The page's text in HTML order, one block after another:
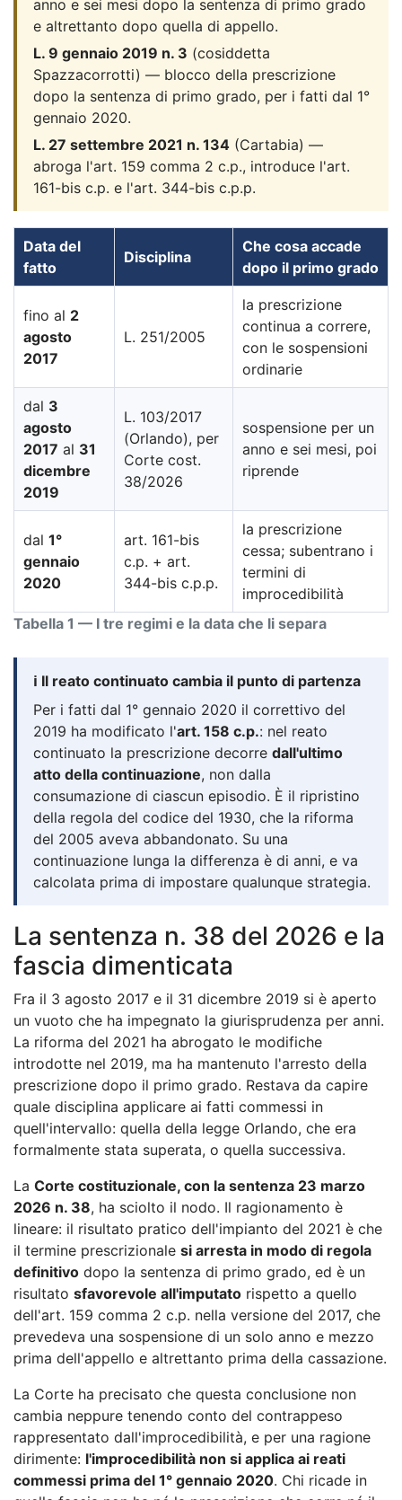
anno e sei mesi dopo la sentenza di primo grado
e altrettanto dopo quella di appello.
L. 9 gennaio 2019 n. 3 (cosiddetta
Spazzacorrotti) — blocco della prescrizione
dopo la sentenza di primo grado, per i fatti dal 1°
gennaio 2020.
L. 27 settembre 2021 n. 134 (Cartabia) —
abroga l'art. 159 comma 2 c.p., introduce l'art.
161-bis c.p. e l'art. 344-bis c.p.p.
Tabella 1 — I tre regimi e la data che li separa
Data del
fatto
Disciplina
Che cosa accade
dopo il primo grado
fino al 2
agosto
2017
L. 251/2005
la prescrizione
continua a correre,
con le sospensioni
ordinarie
dal 3
agosto
2017 al 31
dicembre
2019
L. 103/2017
(Orlando), per
Corte cost.
38/2026
sospensione per un
anno e sei mesi, poi
riprende
dal 1°
gennaio
2020
art. 161-bis
c.p. + art.
344-bis c.p.p.
la prescrizione
cessa; subentrano i
termini di
improcedibilità
ℹ️ Il reato continuato cambia il punto di partenza
Per i fatti dal 1° gennaio 2020 il correttivo del
2019 ha modificato l'art. 158 c.p.: nel reato
continuato la prescrizione decorre dall'ultimo
atto della continuazione, non dalla
consumazione di ciascun episodio. È il ripristino
della regola del codice del 1930, che la riforma
del 2005 aveva abbandonato. Su una
continuazione lunga la differenza è di anni, e va
calcolata prima di impostare qualunque strategia.
La sentenza n. 38 del 2026 e la
fascia dimenticata
Fra il 3 agosto 2017 e il 31 dicembre 2019 si è aperto
un vuoto che ha impegnato la giurisprudenza per anni.
La riforma del 2021 ha abrogato le modifiche
introdotte nel 2019, ma ha mantenuto l'arresto della
prescrizione dopo il primo grado. Restava da capire
quale disciplina applicare ai fatti commessi in
quell'intervallo: quella della legge Orlando, che era
formalmente stata superata, o quella successiva.
La Corte costituzionale, con la sentenza 23 marzo
2026 n. 38, ha sciolto il nodo. Il ragionamento è
lineare: il risultato pratico dell'impianto del 2021 è che
il termine prescrizionale si arresta in modo di regola
definitivo dopo la sentenza di primo grado, ed è un
risultato sfavorevole all'imputato rispetto a quello
dell'art. 159 comma 2 c.p. nella versione del 2017, che
prevedeva una sospensione di un solo anno e mezzo
prima dell'appello e altrettanto prima della cassazione.
La Corte ha precisato che questa conclusione non
cambia neppure tenendo conto del contrappeso
rappresentato dall'improcedibilità, e per una ragione
dirimente: l'improcedibilità non si applica ai reati
commessi prima del 1° gennaio 2020. Chi ricade in